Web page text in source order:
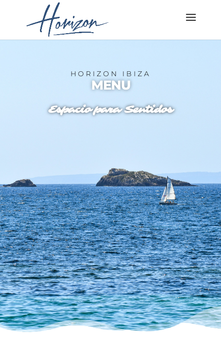
HORIZON IBIZA
MENU
Espacio para Sentidos